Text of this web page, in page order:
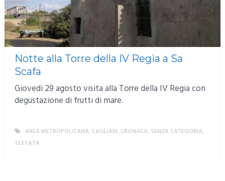
Notte alla Torre della IV Regia a Sa
Scafa
Giovedi 29 agosto visita alla Torre della IV Regia con
degustazione di frutti di mare.
AREA METROPOLITANA, CAGLIARI, CRONACA, SENZA CATEGORIA,
TESTATA